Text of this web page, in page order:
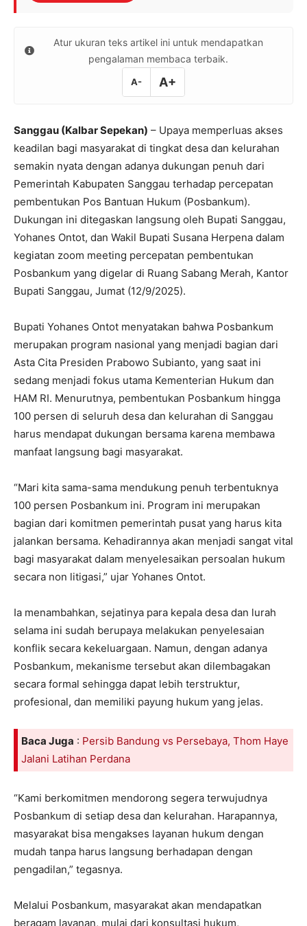
Atur ukuran teks artikel ini untuk mendapatkan
pengalaman membaca terbaik.
A- A+
Sanggau (Kalbar Sepekan) – Upaya memperluas akses
keadilan bagi masyarakat di tingkat desa dan kelurahan
semakin nyata dengan adanya dukungan penuh dari
Pemerintah Kabupaten Sanggau terhadap percepatan
pembentukan Pos Bantuan Hukum (Posbankum).
Dukungan ini ditegaskan langsung oleh Bupati Sanggau,
Yohanes Ontot, dan Wakil Bupati Susana Herpena dalam
kegiatan zoom meeting percepatan pembentukan
Posbankum yang digelar di Ruang Sabang Merah, Kantor
Bupati Sanggau, Jumat (12/9/2025).
Bupati Yohanes Ontot menyatakan bahwa Posbankum
merupakan program nasional yang menjadi bagian dari
Asta Cita Presiden Prabowo Subianto, yang saat ini
sedang menjadi fokus utama Kementerian Hukum dan
HAM RI. Menurutnya, pembentukan Posbankum hingga
100 persen di seluruh desa dan kelurahan di Sanggau
harus mendapat dukungan bersama karena membawa
manfaat langsung bagi masyarakat.
“Mari kita sama-sama mendukung penuh terbentuknya
100 persen Posbankum ini. Program ini merupakan
bagian dari komitmen pemerintah pusat yang harus kita
jalankan bersama. Kehadirannya akan menjadi sangat vital
bagi masyarakat dalam menyelesaikan persoalan hukum
secara non litigasi,” ujar Yohanes Ontot.
Ia menambahkan, sejatinya para kepala desa dan lurah
selama ini sudah berupaya melakukan penyelesaian
konflik secara kekeluargaan. Namun, dengan adanya
Posbankum, mekanisme tersebut akan dilembagakan
secara formal sehingga dapat lebih terstruktur,
profesional, dan memiliki payung hukum yang jelas.
Baca Juga : Persib Bandung vs Persebaya, Thom Haye
Jalani Latihan Perdana
“Kami berkomitmen mendorong segera terwujudnya
Posbankum di setiap desa dan kelurahan. Harapannya,
masyarakat bisa mengakses layanan hukum dengan
mudah tanpa harus langsung berhadapan dengan
pengadilan,” tegasnya.
Melalui Posbankum, masyarakat akan mendapatkan
beragam layanan, mulai dari konsultasi hukum,